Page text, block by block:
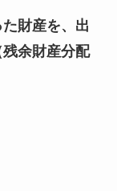
財産を、出
余財産分配